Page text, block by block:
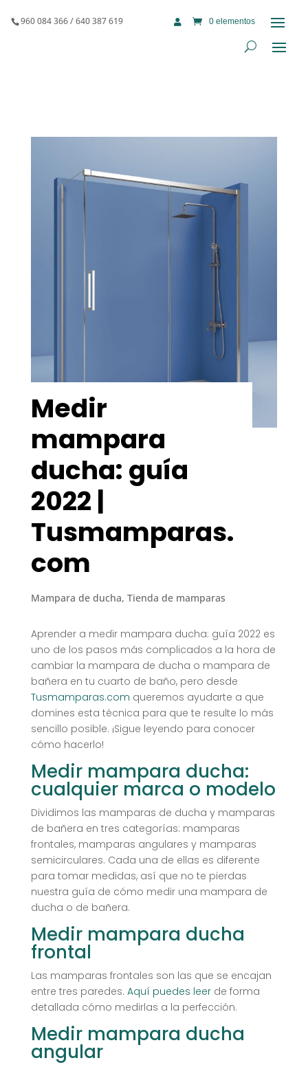
960 084 366 / 640 387 619 0 elementos

Medir
mampara
ducha: guía
2022 |
Tusmamparas.
com
Mampara de ducha, Tienda de mamparas
Aprender a medir mampara ducha: guía 2022 es
uno de los pasos más complicados a la hora de
cambiar la mampara de ducha o mampara de
bañera en tu cuarto de baño, pero desde
Tusmamparas.com queremos ayudarte a que
domines esta técnica para que te resulte lo más
sencillo posible. ¡Sigue leyendo para conocer
cómo hacerlo!
Medir mampara ducha:
cualquier marca o modelo
Dividimos las mamparas de ducha y mamparas
de bañera en tres categorías: mamparas
frontales, mamparas angulares y mamparas
semicirculares. Cada una de ellas es diferente
para tomar medidas, así que no te pierdas
nuestra guía de cómo medir una mampara de
ducha o de bañera.
Medir mampara ducha
frontal
Las mamparas frontales son las que se encajan
entre tres paredes. Aquí puedes leerde forma
detallada cómo medirlas a la perfección.
Medir mampara ducha
angular